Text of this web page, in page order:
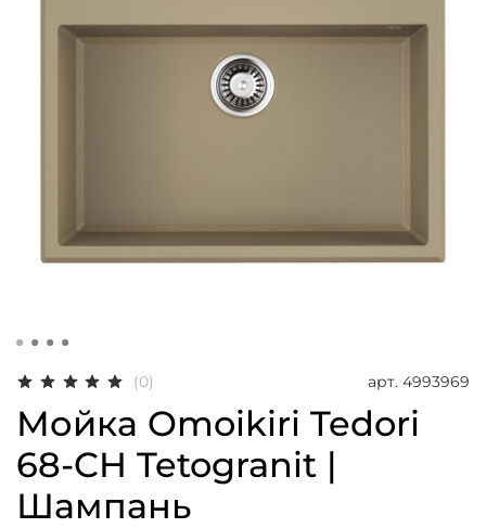
(0) арт. 4993969
Мойка Omoikiri Tedori
68-CH Tetogranit |
Шампань